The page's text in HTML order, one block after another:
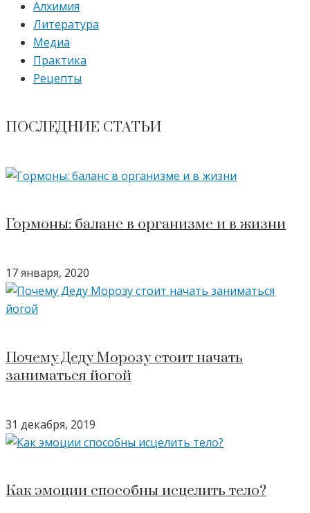
Алхимия
Литература
Медиа
Практика
Рецепты
ПОСЛЕДНИЕ СТАТЬИ
Гормоны: баланс в организме и в жизни
17 января, 2020
Почему Деду Морозу стоит начать
заниматься йогой
31 декабря, 2019
Как эмоции способны исцелить тело?